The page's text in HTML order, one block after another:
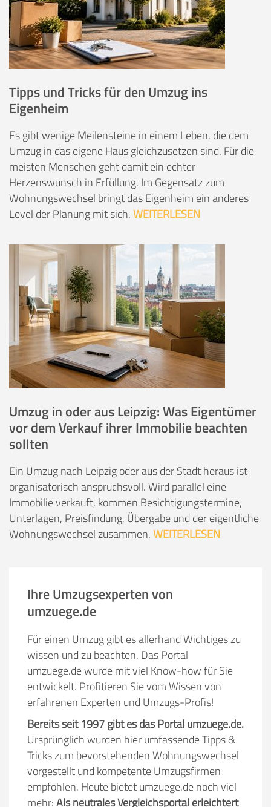
Tipps und Tricks für den Umzug ins
Eigenheim
Es gibt wenige Meilensteine in einem Leben, die dem
Umzug in das eigene Haus gleichzusetzen sind. Für die
meisten Menschen geht damit ein echter
Herzenswunsch in Erfüllung. Im Gegensatz zum
Wohnungswechsel bringt das Eigenheim ein anderes
Level der Planung mit sich.WEITERLESEN
Umzug in oder aus Leipzig: Was Eigentümer
vor dem Verkauf ihrer Immobilie beachten
sollten
Ein Umzug nach Leipzig oder aus der Stadt heraus ist
organisatorisch anspruchsvoll. Wird parallel eine
Immobilie verkauft, kommen Besichtigungstermine,
Unterlagen, Preisfindung, Übergabe und der eigentliche
Wohnungswechsel zusammen.WEITERLESEN
Ihre Umzugsexperten von
umzuege.de
Für einen Umzug gibt es allerhand Wichtiges zu
wissen und zu beachten. Das Portal
umzuege.de wurde mit viel Know-how für Sie
entwickelt. Profitieren Sie vom Wissen von
erfahrenen Experten und Umzugs-Profis!
Bereits seit 1997 gibt es das Portal umzuege.de.
Ursprünglich wurden hier umfassende Tipps &
Tricks zum bevorstehenden Wohnungswechsel
vorgestellt und kompetente Umzugsfirmen
empfohlen. Heute bietet umzuege.de noch viel
mehr:Als neutrales Vergleichsportal erleichtert